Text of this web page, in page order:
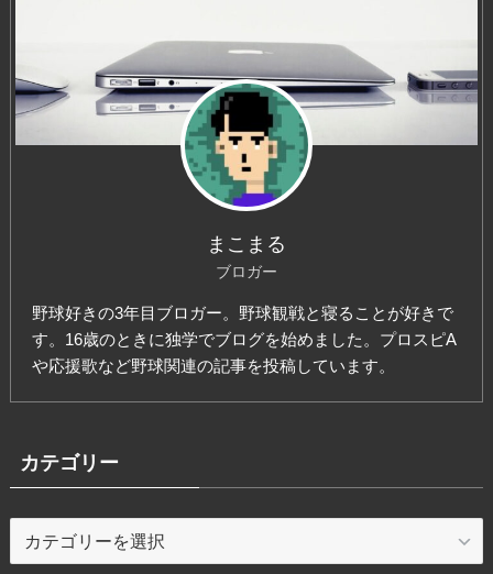
まこまる
ブロガー
野球好きの3年目ブロガー。野球観戦と寝ることが好きで
す。16歳のときに独学でブログを始めました。プロスピA
や応援歌など野球関連の記事を投稿しています。
カテゴリー